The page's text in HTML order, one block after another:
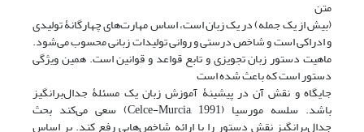
متن
(بیش از یک جمله) در یک زبان است، اساس مهارت‌های چهارگانۀ تولیدی
و ادراکی است و شاخص درستی و روانی تولیدات زبانی محسوب می‌شود.
ماهیت دستور زبان تجویزی و تابع قواعد و قوانین است. همین ویژگی
دستور است که باعث شده است
جایگاه و نقش آن در پیشینۀ آموزش زبان یک مسئلۀ جدال‌برانگیز
باشد. سلسه مورسیا (Celce-Murcia, 1991) سعی می‌کند بحث
جدال‌برانگیز نقش دستور را با ارائه شاخص‌هایی رفع کند. بر اساس